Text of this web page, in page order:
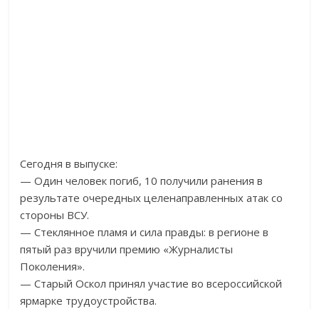
Сегодня в выпуске:
— Один человек погиб, 10 получили ранения в
результате очередных целенаправленных атак со
стороны ВСУ.
— Стеклянное пламя и сила правды: в регионе в
пятый раз вручили премию «Журналисты
Поколения».
— Старый Оскол принял участие во всероссийской
ярмарке трудоустройства.